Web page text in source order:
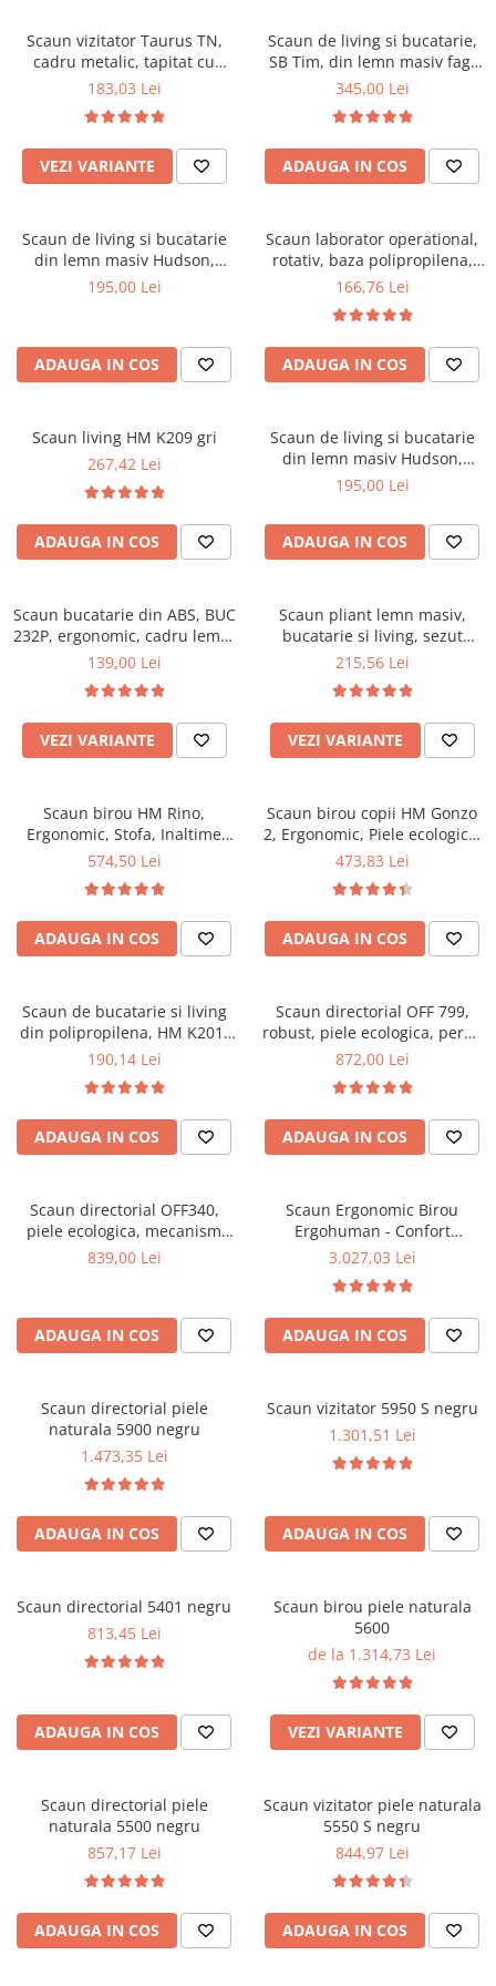
Saltele cu arcuri impachetate
individual
Saltele Memory Pocket
Saltele Memory Foam
Saltele Memory Pocket
Saltele cu plasa arcuri
Saltele cu spuma
Saltele cu spuma poliuretanica
Saltele 140x200
Saltele 180x200
Top saltele
Top saltele 5 cm
Top saltele 10 cm
Top saltele memory 5 cm
Saltele ieftine
Saltele cu plasa de arcuri
Paturi
Seturi de pat si saltea
Masute de toaleta
Mobilier living
Scaune pentru living
Comode living
Set mese plus scaune
Scaune ergonomice
Etajere Birou
Birouri
Scaune pentru birou
Scaune pentru vizitatori
Mobilier bucatarie
Scaune pentru bucatarie
Mobila bucatarie
Seturi mese si scaune bucatarie
Mobilier hol
Mobila hol
Suporturi si rafturi pantofi
Pantofare
Seturi mobilier hol
Stender haine
Suport pentru umerase
Etajere
Cuiere
Mese gradinita
Scaune gradinita
Set mese si scaune gradinita
Mobila camera copii
Saltele patuturi copii
Paturi copii
Masa si scaune gradinita
Scaune birou
Scaune profesionale
Scaune resigilate
Scaune conferinta
Scaune terasa si outdoor
Scaun vizitator Taurus TN,
cadru metalic, tapitat cu
stofa, stivuibil, 120 kg, negru
183,03 Lei
VEZI VARIANTE
Scaun de living si bucatarie,
SB Tim, din lemn masiv fag,
tapiterie stofa, lacuit, 120 kg,
345,00 Lei
ADAUGA IN COS
Scaun de living si bucatarie
din lemn masiv Hudson,
tapiterie stofa,100 kg,
195,00 Lei
ADAUGA IN COS
Scaun laborator operational,
rotativ, baza polipropilena,
piele ecologica, inaltime
166,76 Lei
ADAUGA IN COS
Scaun living HM K209 gri
267,42 Lei
ADAUGA IN COS
Scaun de living si bucatarie
din lemn masiv Hudson,
tapiterie stofa,100 kg,
195,00 Lei
ADAUGA IN COS
Scaun bucatarie din ABS, BUC
232P, ergonomic, cadru lemn,
100 kg
139,00 Lei
VEZI VARIANTE
Scaun pliant lemn masiv,
bucatarie si living, sezut
tapitat cu piele ecologica, 100
215,56 Lei
VEZI VARIANTE
Scaun birou HM Rino,
Ergonomic, Stofa, Inaltime
reglabila, Mecanism
cm, Gri
574,50 Lei
ADAUGA IN COS
Scaun birou copii HM Gonzo
2, Ergonomic, Piele ecologica,
Inaltime ajustabila, Mecanism
473,83 Lei
ADAUGA IN COS
Scaun de bucatarie si living
din polipropilena, HM K201,
ergonomic, baza lemn masiv,
100 kg, alb
190,14 Lei
ADAUGA IN COS
Scaun directorial OFF 799,
robust, piele ecologica, perne
duble, baza cromata,
872,00 Lei
ADAUGA IN COS
Scaun directorial OFF340,
piele ecologica, mecanism
balans, robust, rabatabil 180
839,00 Lei
ADAUGA IN COS
Scaun Ergonomic Birou
Ergohuman - Confort
Premium, Reglaje Inteligente
Performanta la Birou
3.027,03 Lei
ADAUGA IN COS
Scaun directorial piele
naturala 5900 negru
1.473,35 Lei
ADAUGA IN COS
Scaun vizitator 5950 S negru
1.301,51 Lei
ADAUGA IN COS
Scaun directorial 5401 negru
813,45 Lei
ADAUGA IN COS
Scaun birou piele naturala
5600
de la 1.314,73 Lei
VEZI VARIANTE
Scaun directorial piele
naturala 5500 negru
857,17 Lei
ADAUGA IN COS
Scaun vizitator piele naturala
5550 S negru
844,97 Lei
ADAUGA IN COS